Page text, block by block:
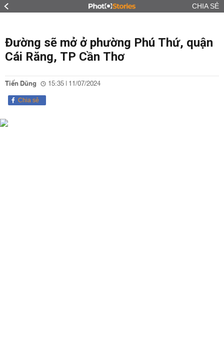
CHIA SẺ
Đường sẽ mở ở phường Phú Thứ, quận
Cái Răng, TP Cần Thơ
Tiến Dũng 15:35 | 11/07/2024
Chia sẻ